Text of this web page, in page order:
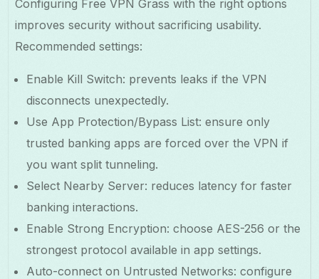
Configuring Free VPN Grass with the right options
improves security without sacrificing usability.
Recommended settings:
Enable Kill Switch: prevents leaks if the VPN
disconnects unexpectedly.
Use App Protection/Bypass List: ensure only
trusted banking apps are forced over the VPN if
you want split tunneling.
Select Nearby Server: reduces latency for faster
banking interactions.
Enable Strong Encryption: choose AES-256 or the
strongest protocol available in app settings.
Auto-connect on Untrusted Networks: configure